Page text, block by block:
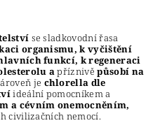
se sladkovodní řasa
organismu, k vyčištění
funkcí, k regeneraci
apříznivěpůsobí na
je chlorella dle
ideální pomocníkem a
a cévním onemocněním,
civilizačních nemocí.